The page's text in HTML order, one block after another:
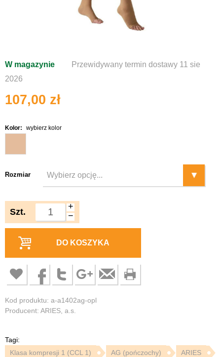
W magazynie
Przewidywany termin dostawy 11 sie
2026
107,00 zł
Kolor: wybierz kolor
Rozmiar
Szt.
+
−
DO KOSZYKA
Kod produktu: a-a1402ag-opl
Producent: ARIES, a.s.
Tagi:
Klasa kompresji 1 (CCL 1)
AG (pończochy) ARIES